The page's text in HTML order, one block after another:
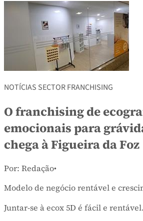
NOTÍCIAS SECTOR FRANCHISING
O franchising de
emocionais para
chega à Figueira da Foz
Por: Redação•
Modelo de negócio rentável e
Juntar-se à ecox 5D é fácil e rentável.